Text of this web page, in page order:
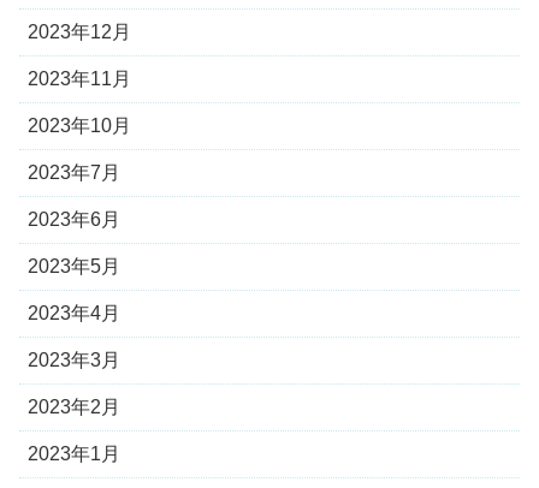
2023年12月
2023年11月
2023年10月
2023年7月
2023年6月
2023年5月
2023年4月
2023年3月
2023年2月
2023年1月